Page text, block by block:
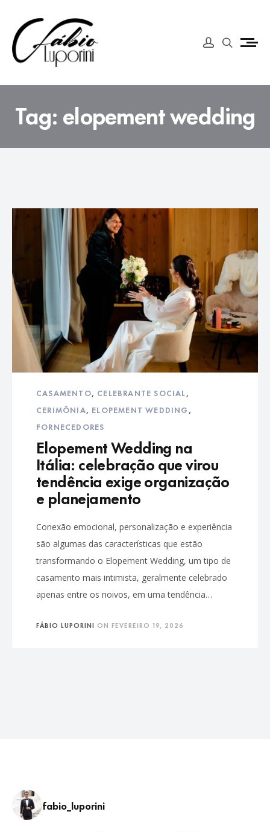
Tag:elopement wedding
CASAMENTO, CELEBRANTE SOCIAL,
CERIMÔNIA, ELOPEMENT WEDDING ,
FORNECEDORES
Elopement Wedding na
Itália: celebração que virou
tendência exige organização
e planejamento
Conexão emocional, personalização e experiência
são algumas das características que estão
transformando o Elopement Wedding, um tipo de
casamento mais intimista, geralmente celebrado
apenas entre os noivos, em uma tendência…
FÁBIO LUPORINI ON FEVEREIRO 19, 2026
fabio_luporini